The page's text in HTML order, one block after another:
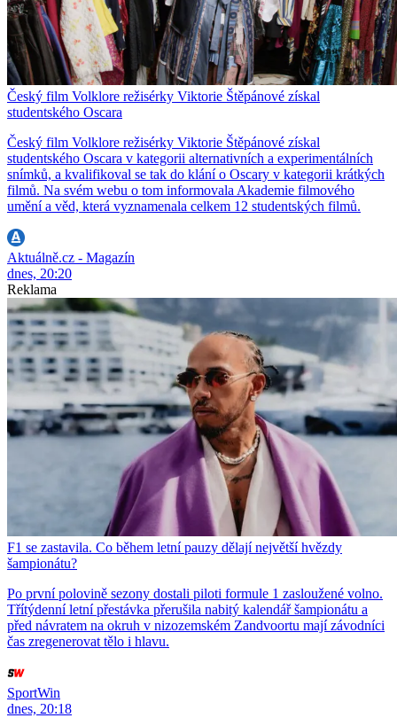
Český film Volklore režisérky Viktorie Štěpánové získal
studentského Oscara
Český film Volklore režisérky Viktorie Štěpánové získal
studentského Oscara v kategorii alternativních a experimentálních
snímků, a kvalifikoval se tak do klání o Oscary v kategorii krátkých
filmů. Na svém webu o tom informovala Akademie filmového
umění a věd, která vyznamenala celkem 12 studentských filmů.
Aktuálně.cz - Magazín
dnes, 20:20
Reklama
F1 se zastavila. Co během letní pauzy dělají největší hvězdy
šampionátu?
Po první polovině sezony dostali piloti formule 1 zasloužené volno.
Třítýdenní letní přestávka přerušila nabitý kalendář šampionátu a
před návratem na okruh v nizozemském Zandvoortu mají závodníci
čas zregenerovat tělo i hlavu.
SportWin
dnes, 20:18